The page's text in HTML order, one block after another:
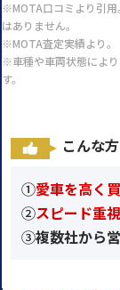
※MOTA口コミより引
はありません。
※MOTA査定実績より。
※車種や車両状態によ
す。
こんな
①愛車を高く
②スピード重
③複数社から